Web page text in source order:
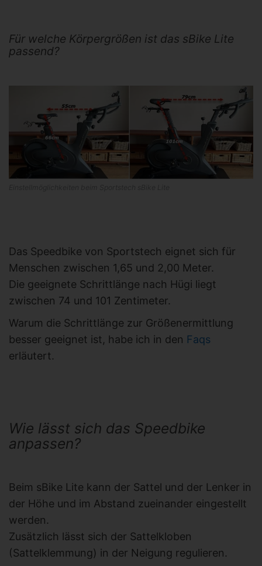
Für welche Körpergrößen ist das sBike Lite
passend?
Das Speedbike von Sportstech eignet sich für
Menschen zwischen 1,65 und 2,00 Meter.
Die geeignete Schrittlänge nach Hügi liegt
zwischen 74 und 101 Zentimeter.
Warum die Schrittlänge zur Größenermittlung
besser geeignet ist, habe ich in den Faqs
erläutert.
Wie lässt sich das Speedbike
anpassen?
Beim sBike Lite kann der Sattel und der Lenker in
der Höhe und im Abstand zueinander eingestellt
werden.
Zusätzlich lässt sich der Sattelkloben
(Sattelklemmung) in der Neigung regulieren.